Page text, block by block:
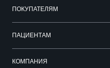
ПОКУПАТЕЛЯМ
ПАЦИЕНТАМ
КОМПАНИЯ